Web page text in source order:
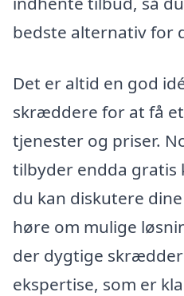
bedste alternativ for
Det er altid en god
skræddere for at få
tjenester og priser.
tilbyder endda gratis
du kan diskutere
høre om mulige
der dygtige
ekspertise, som er